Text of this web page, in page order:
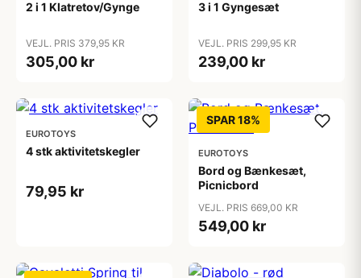
2 i 1 Klatretov/Gynge
VEJL. PRIS 379,95 KR
305,00 kr
3 i 1 Gyngesæt
VEJL. PRIS 299,95 KR
239,00 kr
EUROTOYS
4 stk aktivitetskegler
79,95 kr
SPAR 18%
EUROTOYS
Bord og Bænkesæt,
Picnicbord
VEJL. PRIS 669,00 KR
549,00 kr